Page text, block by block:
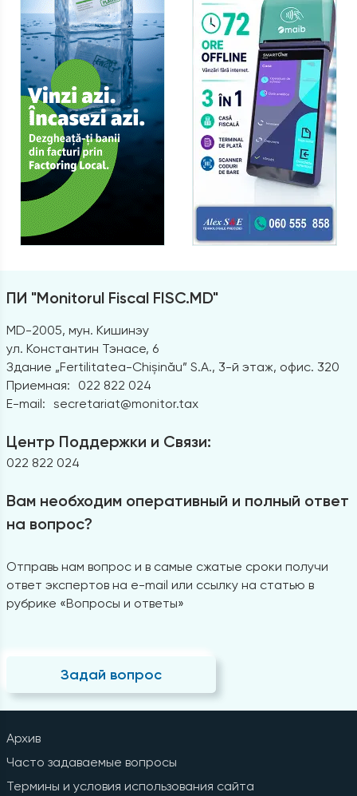
ПИ "Monitorul Fiscal FISC.MD"
MD-2005, мун. Кишинэу
ул. Константин Тэнасе, 6
Здание „Fertilitatea-Chișinău” S.A., 3-й этаж, офис. 320
Приемная:
022 822 024
E-mail: secretariat@monitor.tax
Центр Поддержки и Связи:
022 822 024
Вам необходим оперативный и полный ответ
на вопрос?
Отправь нам вопрос и в самые сжатые сроки получи
ответ экспертов на e-mail или ссылку на статью в
рубрике «Вопросы и ответы»
Задай вопрос
Архив
Часто задаваемые вопросы
Термины и условия использования сайта